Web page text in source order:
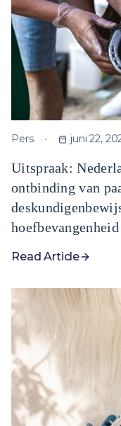
Pers juni 22,
Uitspraak:
ontbinding van
hoefbevangenheid
Read Article